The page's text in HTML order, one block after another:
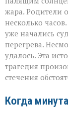
жара. Родители
несколько
уже начались
перегрева.
удалось. Эта
трагедия
стечения
Когда